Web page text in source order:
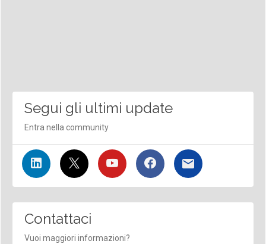
Segui gli ultimi update
Entra nella community
Contattaci
Vuoi maggiori informazioni?